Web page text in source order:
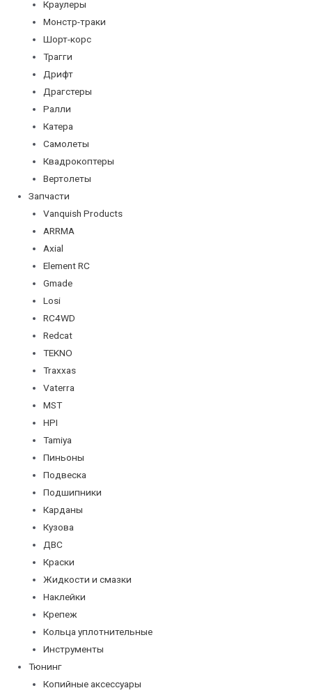
Краулеры
Монстр-траки
Шорт-корс
Трагги
Дрифт
Драгстеры
Ралли
Катера
Самолеты
Квадрокоптеры
Вертолеты
Запчасти
Vanquish Products
ARRMA
Axial
Element RC
Gmade
Losi
RC4WD
Redcat
TEKNO
Traxxas
Vaterra
MST
HPI
Tamiya
Пиньоны
Подвеска
Подшипники
Карданы
Кузова
ДВС
Краски
Жидкости и смазки
Наклейки
Крепеж
Кольца уплотнительные
Инструменты
Тюнинг
Копийные аксессуары